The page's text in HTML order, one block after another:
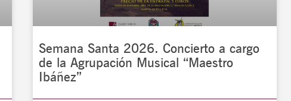
Semana Santa 2026. Concierto a cargo
de la Agrupación Musical “Maestro
Ibáñez”